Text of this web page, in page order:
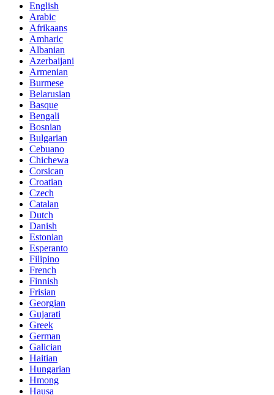
English
Arabic
Afrikaans
Amharic
Albanian
Azerbaijani
Armenian
Burmese
Belarusian
Basque
Bengali
Bosnian
Bulgarian
Cebuano
Chichewa
Corsican
Croatian
Czech
Catalan
Dutch
Danish
Estonian
Esperanto
Filipino
French
Finnish
Frisian
Georgian
Gujarati
Greek
German
Galician
Haitian
Hungarian
Hmong
Hausa